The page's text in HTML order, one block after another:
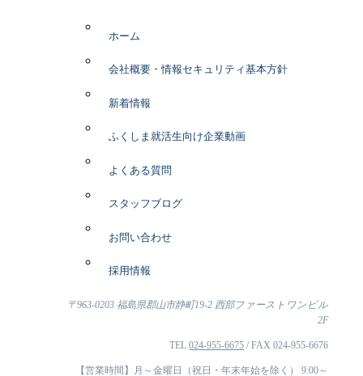
ホーム
会社概要・情報セキュリティ基本方針
新着情報
ふくしま就活生向け企業動画
よくある質問
スタッフブログ
お問い合わせ
採用情報
〒963-0203 福島県郡山市静町19-2 西部ファーストワンビル
2F
TEL024-955-6675 / FAX 024-955-6676
【営業時間】月～金曜日（祝日・年末年始を除く） 9:00～